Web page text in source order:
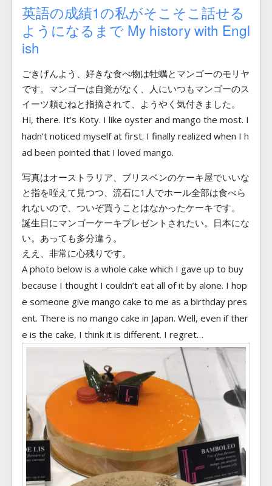
Recruit
Blog
Contact
日:
ー
英語の成績1の私がそこそこ話せる
ようになるまで My history with Engl
ish
ごきげんよう、好きな食べ物は牡蠣とマンゴーのモリヤ
です。マンゴーは自覚がなく、人にいつもマンゴーのス
イーツ頼むねと指摘されて、ようやく気付きました。
Hi, there. It’s Koty. I like oyster and mango the most. I
hadn’t noticed myself at first. I finally realized when I h
ad been pointed that I loved mango.
写真はオーストラリア、ブリスベンのケーキ屋でいいな
と指を咥えて見つつ、流石に1人でホール全部は食べら
れないので、ついぞ買うことはなかったケーキです。
誕生日にマンゴーケーキプレゼントされたい。日本にな
い。あっても多分違う。
ええ、非常に心残りです。
A photo below is a whole cake which I gave up to buy
because I thought I couldn’t eat all of it by alone. I hop
e someone give mango cake to me as a birthday pres
ent. There is no mango cake in Japan. Well, even if ther
e is the cake, I think it is different. I regret…